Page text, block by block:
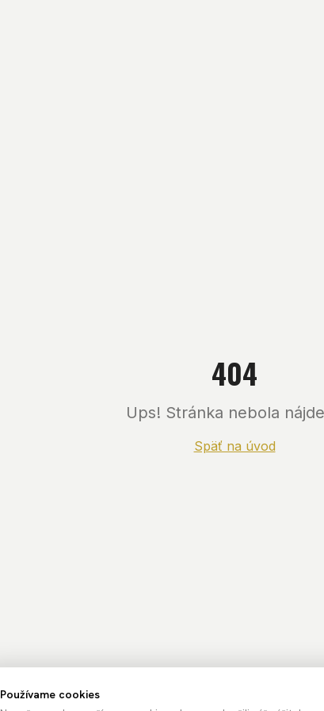
404
Ups! Stránka nebola
Späť na úvod
Používame cookies